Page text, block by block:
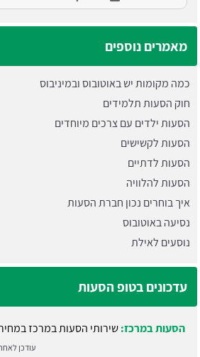
מאמרים נוספים
כמה מקומות יש באוטובוס ובמיניבוס
חוק הסעות תלמידים
הסעות ילדים עם צרכים מיוחדים
הסעות לקשישים
הסעות לדתיים
הסעות להלוויה
איך בוחרים נכון חברת הסעות
נסיעה באוטובוס
נוסעים לאילת
עדכונים בטופ הסעות
הסעות במרכז:שירותי הסעות במרכז
עודכן